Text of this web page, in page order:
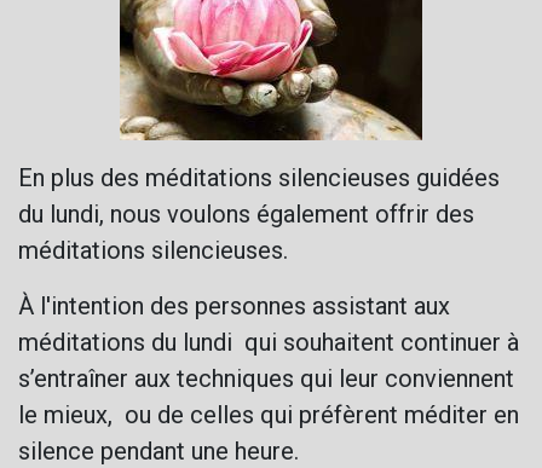
En plus des méditations silencieuses guidées
du lundi, nous voulons également offrir des
méditations silencieuses.
À l'intention des personnes assistant aux
méditations du lundi qui souhaitent continuer à
s’entraîner aux techniques qui leur conviennent
le mieux, ou de celles qui préfèrent méditer en
silence pendant une heure.